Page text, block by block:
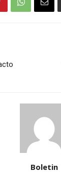
Boletin